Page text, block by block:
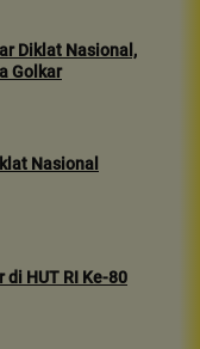
Diklat Nasional,
Golkar
Nasional
di HUT RI Ke-80